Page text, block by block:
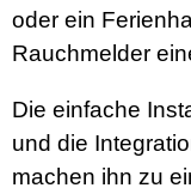
oder ein
Rauchmelder
Die einfache
und die
machen ihn zu